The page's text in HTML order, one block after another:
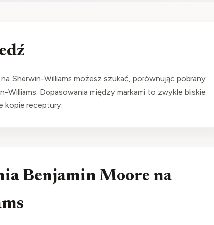
Sherwin-Williams możesz szukać, porównując pobrany
Williams. Dopasowania między markami to zwykle bliskie
kopie receptury.
Benjamin Moore na